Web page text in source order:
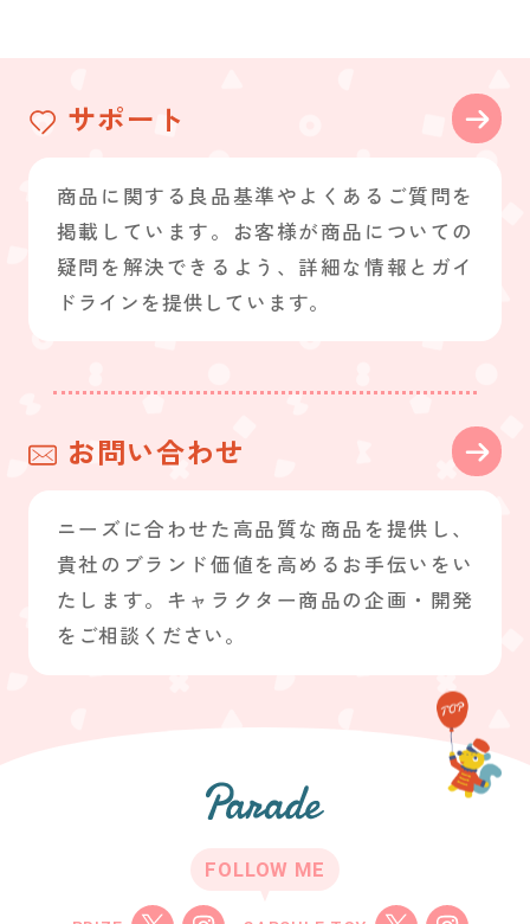
サポート
商品に関する良品基準やよくあるご質問を
掲載しています。お客様が商品についての
疑問を解決できるよう、詳細な情報とガイ
ドラインを提供しています。
お問い合わせ
ニーズに合わせた高品質な商品を提供し、
貴社のブランド価値を高めるお手伝いをい
たします。キャラクター商品の企画・開発
をご相談ください。
FOLLOW ME